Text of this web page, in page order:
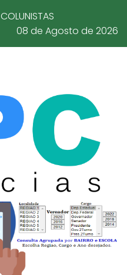
COLUNISTAS
08 de Agosto de 2026